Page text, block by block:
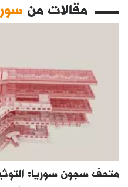
مقالات من
متحف سجون سوريا: